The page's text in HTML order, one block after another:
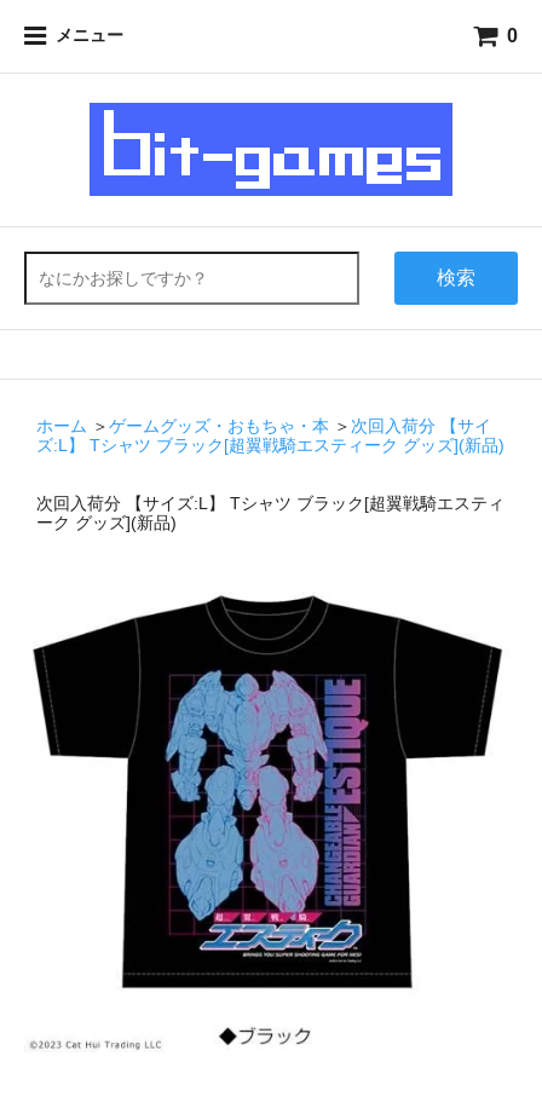
メニュー 0
検索
ホーム ＞ゲームグッズ・おもちゃ・本 ＞ 次回入荷分 【サイ
ズ:L】 Tシャツ ブラック[超翼戦騎エスティーク グッズ](新品)
次回入荷分 【サイズ:L】 Tシャツ ブラック[超翼戦騎エスティ
ーク グッズ](新品)